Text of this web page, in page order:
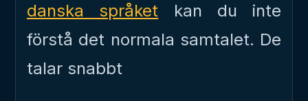
danska språket kan du inte
förstå det normala samtalet. De
talar snabbt